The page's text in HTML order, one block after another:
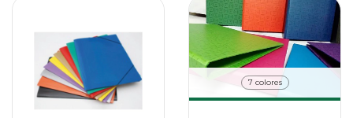
7 colores